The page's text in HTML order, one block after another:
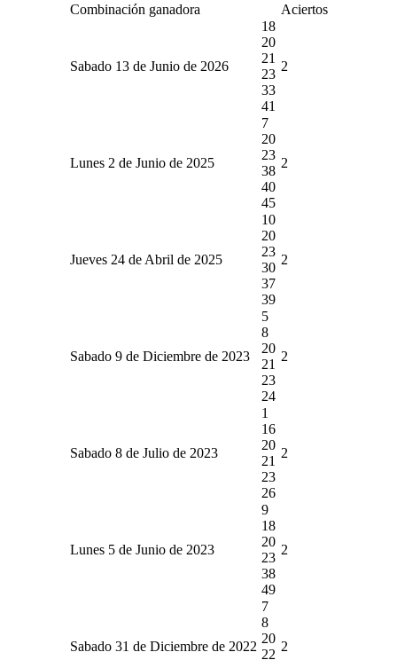
Combinación ganadora Aciertos
Sabado 13 de Junio de 2026
18
20
21
23
33
41
2
Lunes 2 de Junio de 2025
7
20
23
38
40
45
2
Jueves 24 de Abril de 2025
10
20
23
30
37
39
2
Sabado 9 de Diciembre de 2023
5
8
20
21
23
24
2
Sabado 8 de Julio de 2023
1
16
20
21
23
26
2
Lunes 5 de Junio de 2023
9
18
20
23
38
49
2
Sabado 31 de Diciembre de 2022
7
8
20
22
2